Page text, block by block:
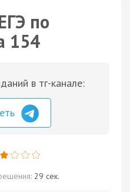
по
154
в тг-канале:
29 сек.